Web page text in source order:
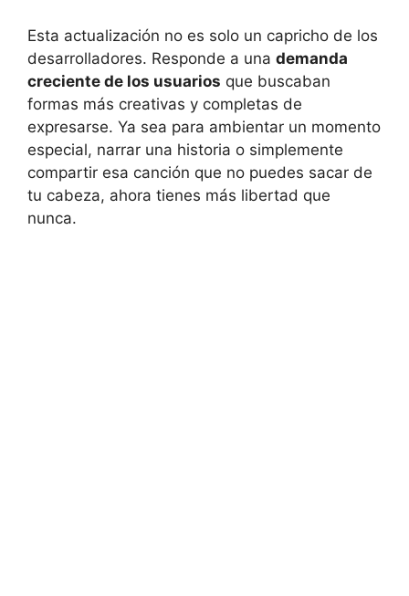
Esta actualización no es solo un capricho de los
desarrolladores. Responde a una demanda
creciente de los usuarios que buscaban
formas más creativas y completas de
expresarse. Ya sea para ambientar un momento
especial, narrar una historia o simplemente
compartir esa canción que no puedes sacar de
tu cabeza, ahora tienes más libertad que
nunca.